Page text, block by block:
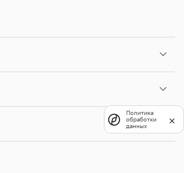
Политика
обработки
данных